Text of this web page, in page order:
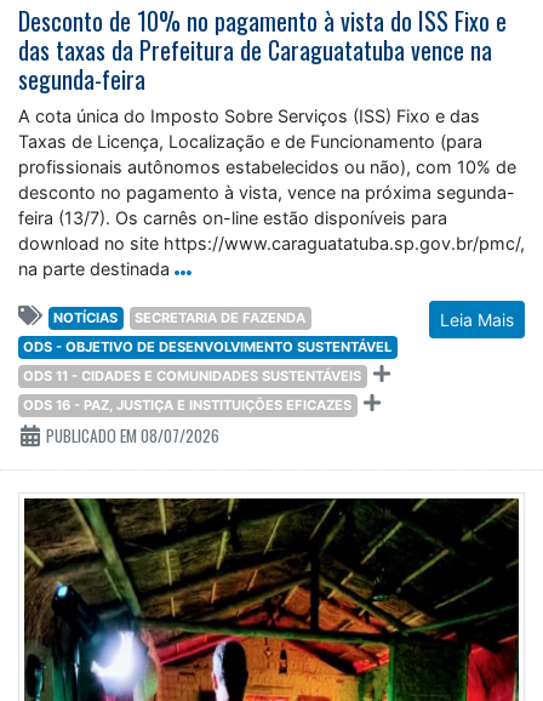
Desconto de 10% no pagamento à vista do ISS Fixo e
das taxas da Prefeitura de Caraguatatuba vence na
segunda-feira
A cota única do Imposto Sobre Serviços (ISS) Fixo e das
Taxas de Licença, Localização e de Funcionamento (para
profissionais autônomos estabelecidos ou não), com 10% de
desconto no pagamento à vista, vence na próxima segunda-
feira (13/7). Os carnês on-line estão disponíveis para
download no site https://www.caraguatatuba.sp.gov.br/pmc/,
na parte destinada
Leia Mais
NOTÍCIAS
SECRETARIA DE FAZENDA
ODS - OBJETIVO DE DESENVOLVIMENTO SUSTENTÁVEL
ODS 11 - CIDADES E COMUNIDADES SUSTENTÁVEIS
ODS 16 - PAZ, JUSTIÇA E INSTITUIÇÕES EFICAZES
PUBLICADO EM 08/07/2026